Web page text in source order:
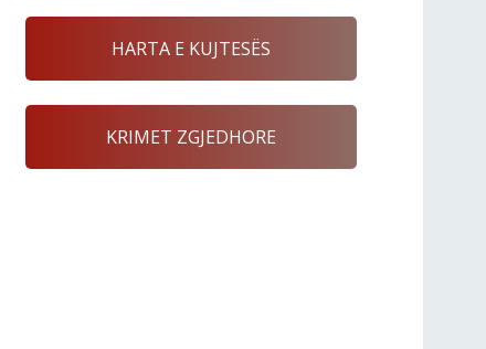
HARTA E KUJTESËS
KRIMET ZGJEDHORE